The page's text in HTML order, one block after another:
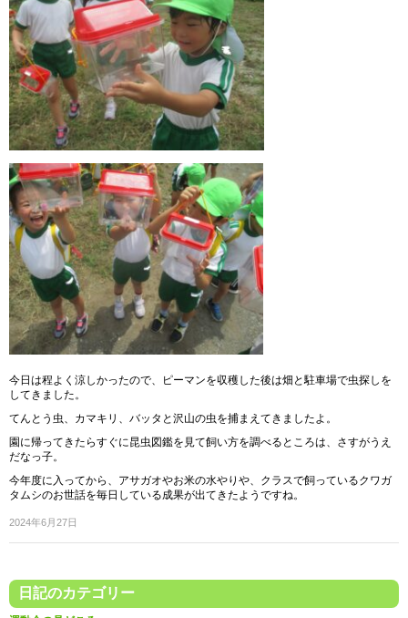
今日は程よく涼しかったので、ピーマンを収穫した後は畑と駐車場で虫探しを
してきました。
てんとう虫、カマキリ、バッタと沢山の虫を捕まえてきましたよ。
園に帰ってきたらすぐに昆虫図鑑を見て飼い方を調べるところは、さすがうえ
だなっ子。
今年度に入ってから、アサガオやお米の水やりや、クラスで飼っているクワガ
タムシのお世話を毎日している成果が出てきたようですね。
2024年6月27日
日記のカテゴリー